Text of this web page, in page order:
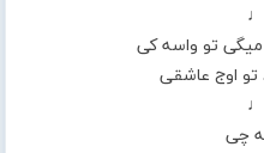
تو‌ واسه کی
اوج عاشقی
چی